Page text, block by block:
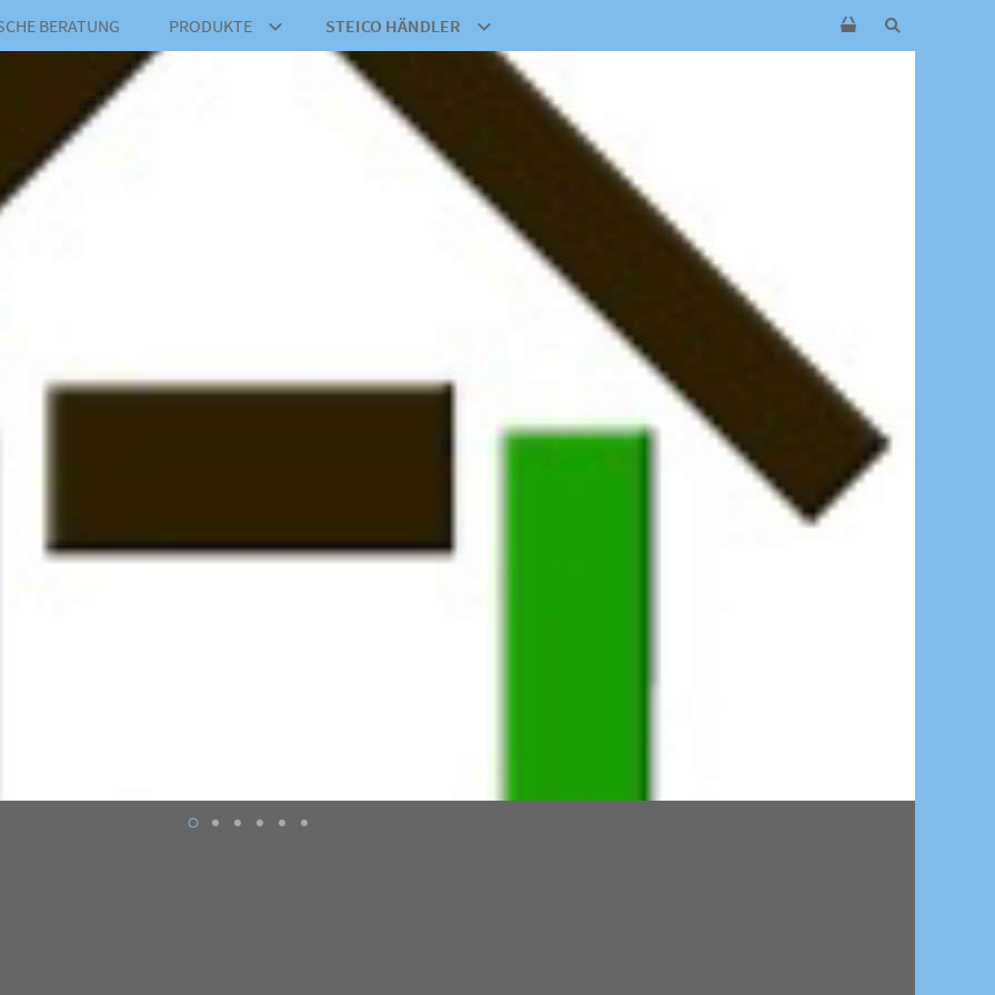
BERATUNG PRODUKTE STEICO HÄNDLER